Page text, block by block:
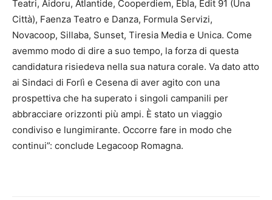
Teatri, Aidoru, Atlantide, Cooperdiem, Ebla, Edit 91 (Una
Città), Faenza Teatro e Danza, Formula Servizi,
Novacoop, Sillaba, Sunset, Tiresia Media e Unica. Come
avemmo modo di dire a suo tempo, la forza di questa
candidatura risiedeva nella sua natura corale. Va dato atto
ai Sindaci di Forlì e Cesena di aver agito con una
prospettiva che ha superato i singoli campanili per
abbracciare orizzonti più ampi. È stato un viaggio
condiviso e lungimirante. Occorre fare in modo che
continui”: conclude Legacoop Romagna.